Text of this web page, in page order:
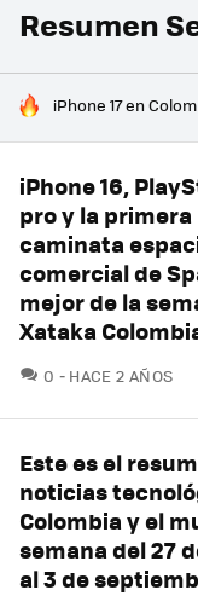
Resumen
HOY SE HABLA DE
iPhone 17 en
iPhone 16,
pro y la primera
caminata
comercial de
mejor de la
Xataka
0 COMENTARIOS
HACE 2 AÑOS
Este es el
noticias
Colombia y el
semana del 27
al 3 de